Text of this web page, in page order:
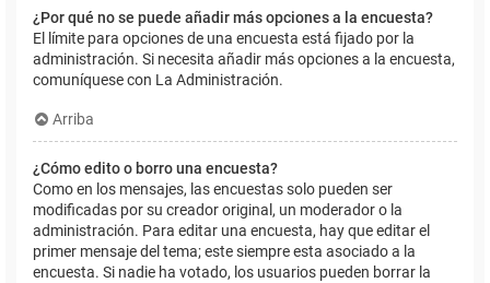
¿Por qué no se puede añadir más opciones a la encuesta?
El límite para opciones de una encuesta está fijado por la
administración. Si necesita añadir más opciones a la encuesta,
comuníquese con La Administración.
Arriba
¿Cómo edito o borro una encuesta?
Como en los mensajes, las encuestas solo pueden ser
modificadas por su creador original, un moderador o la
administración. Para editar una encuesta, hay que editar el
primer mensaje del tema; este siempre esta asociado a la
encuesta. Si nadie ha votado, los usuarios pueden borrar la